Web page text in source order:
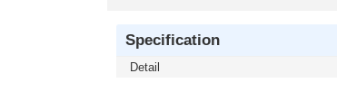
Specification
Detail